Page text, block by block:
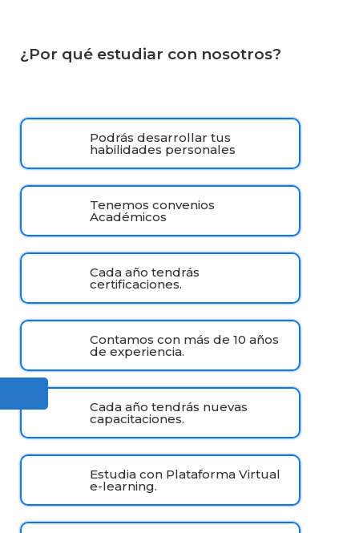
¿Por qué estudiar con nosotros?
Podrás desarrollar tus
habilidades personales
Tenemos convenios
Académicos
Cada año tendrás
certificaciones.
Contamos con más de 10 años
de experiencia.
Cada año tendrás nuevas
capacitaciones.
Estudia con Plataforma Virtual
e-learning.